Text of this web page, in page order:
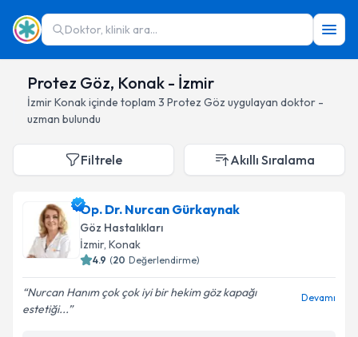
Doktor, klinik ara...
Protez Göz, Konak - İzmir
İzmirKonakiçinde toplam 3 Protez Göz uygulayan doktor -
uzman bulundu
Filtrele Akıllı Sıralama
Op. Dr. Nurcan Gürkaynak
Göz Hastalıkları
İzmir, Konak
4.9 (20 Değerlendirme)
Nurcan Hanım çok çok iyi bir hekim göz kapağı
estetiği...
Devamı